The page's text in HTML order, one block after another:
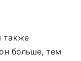
также
больше, тем